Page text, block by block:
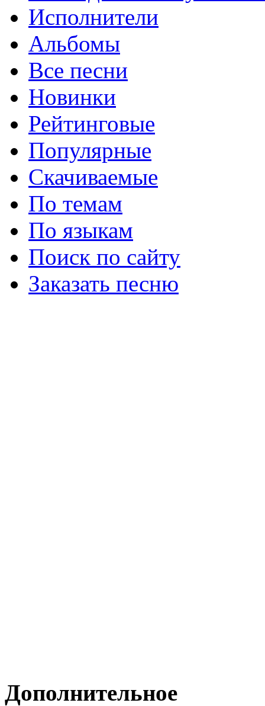
Исполнители
Альбомы
Все песни
Новинки
Рейтинговые
Популярные
Скачиваемые
По темам
По языкам
Поиск по сайту
Заказать песню
Дополнительное